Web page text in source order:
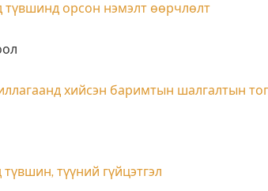
орсон нэмэлт өөрчлөлт
хийсэн баримтын шалгалтын
түүний гүйцэтгэл